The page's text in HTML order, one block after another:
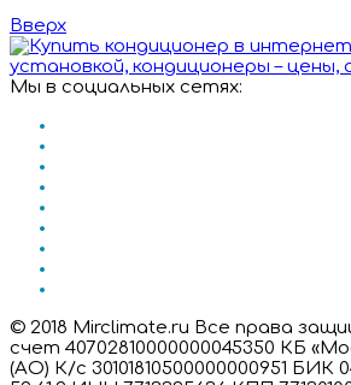
Вверх
Мы в социальных сетях:
© 2018 Mirclimate.ru Все права
счет 40702810000000045350 КБ
(АО) К/с 30101810500000000951 БИК